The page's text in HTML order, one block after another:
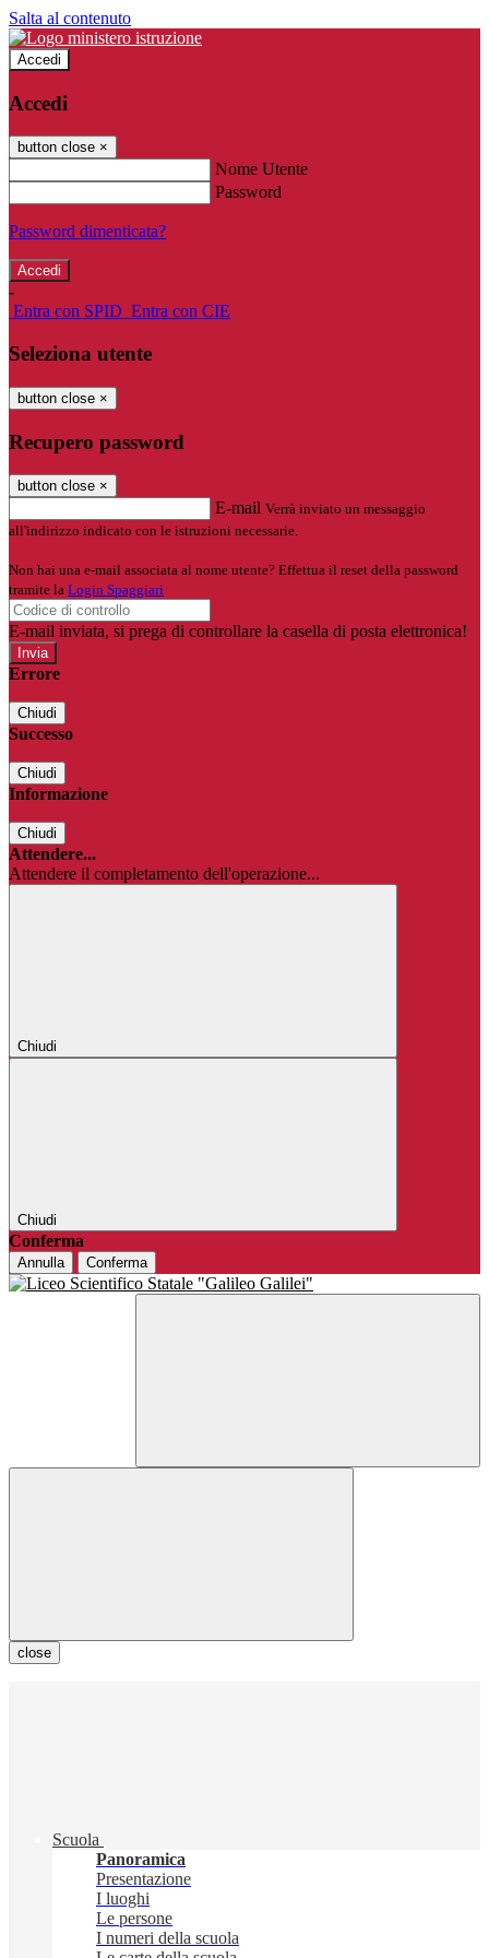
Salta al contenuto
Accedi
Accedi
button close ×
Nome Utente
Password
Password dimenticata?
-
Entra con SPID Entra con CIE
Seleziona utente
button close ×
Recupero password
button close ×
E-mail Verrà inviato un messaggio
all'indirizzo indicato con le istruzioni necessarie.
Non hai una e-mail associata al nome utente? Effettua il reset della password
tramite la Login Spaggiari
E-mail inviata, si prega di controllare la casella di posta elettronica!
Errore
Chiudi
Successo
Chiudi
Informazione
Chiudi
Attendere...
Attendere il completamento dell'operazione...
Chiudi
Chiudi
Conferma
Annulla Conferma
close
Scuola
Panoramica
Presentazione
I luoghi
Le persone
I numeri della scuola